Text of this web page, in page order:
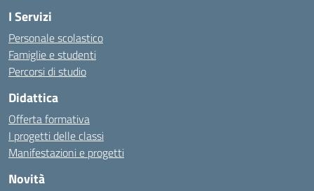
I Servizi
Personale scolastico
Famiglie e studenti
Percorsi di studio
Didattica
Offerta formativa
I progetti delle classi
Manifestazioni e progetti
Novità